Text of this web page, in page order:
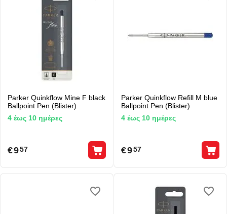
Parker Quinkflow Mine F black
Ballpoint Pen (Blister)
4 έως 10 ημέρες
€9 57
Parker Quinkflow Refill M blue
Ballpoint Pen (Blister)
4 έως 10 ημέρες
€9 57